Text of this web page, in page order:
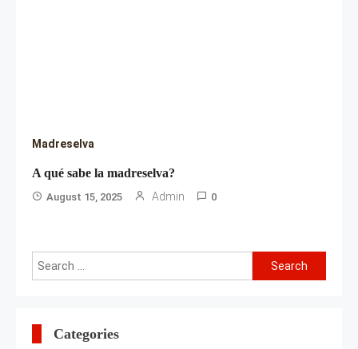
Madreselva
A qué sabe la madreselva?
August 15, 2025 Admin 0
Search
for:
Categories